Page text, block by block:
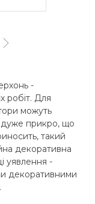
-
робіт. Для
можуть
дуже прикро, що
такий
декоративна
уявлення -
декоративними